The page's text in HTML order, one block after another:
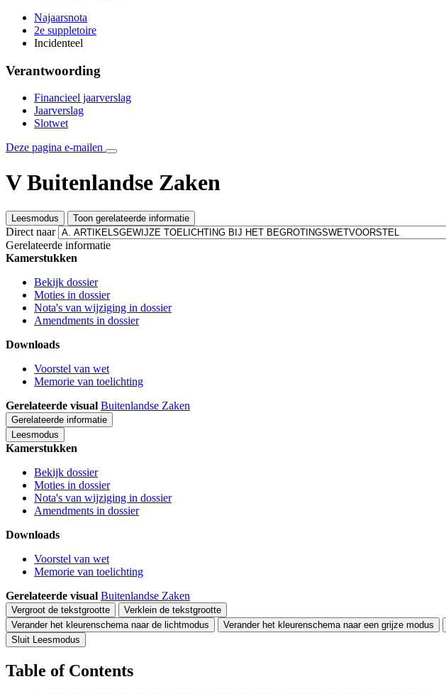
Najaarsnota
2e suppletoire
Incidenteel
Verantwoording
Financieel jaarverslag
Jaarverslag
Slotwet
Deze pagina e-mailen
V Buitenlandse Zaken
Leesmodus Toon gerelateerde informatie
Direct naar
Gerelateerde informatie
Kamerstukken
Bekijk dossier
Moties in dossier
Nota's van wijziging in dossier
Amendments in dossier
Downloads
Voorstel van wet
Memorie van toelichting
Gerelateerde visual Buitenlandse Zaken
Gerelateerde informatie
Leesmodus
Kamerstukken
Bekijk dossier
Moties in dossier
Nota's van wijziging in dossier
Amendments in dossier
Downloads
Voorstel van wet
Memorie van toelichting
Gerelateerde visual Buitenlandse Zaken
Vergroot de tekstgrootte
Verklein de tekstgrootte
Verander het kleurenschema naar de lichtmodus
Verander het kleurenschema naar een grijze modus
Sluit Leesmodus
Table of Contents